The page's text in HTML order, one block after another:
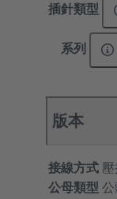
插針類型
系列
版本
接線方式
公母類型 公